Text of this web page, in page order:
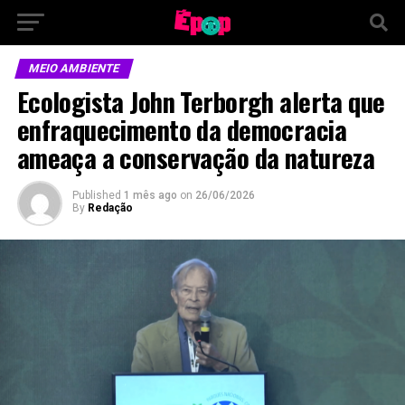
MEIO AMBIENTE
Ecologista John Terborgh alerta que
enfraquecimento da democracia
ameaça a conservação da natureza
Published 1 mês ago on 26/06/2026
By Redação